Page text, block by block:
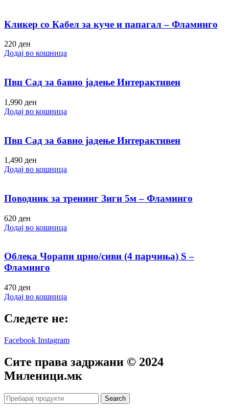
Кликер со Кабел за куче и папагал – Фламинго
220 ден
Додај во кошница
Пвц Сад за бавно јадење Интерактивен
1,990 ден
Додај во кошница
Пвц Сад за бавно јадење Интерактивен
1,490 ден
Додај во кошница
Поводник за тренинг Зиги 5м – Фламинго
620 ден
Додај во кошница
Облека Чорапи црно/сиви (4 парчиња) S –
Фламинго
470 ден
Додај во кошница
Следете не:
Facebook Instagram
Сите права задржани © 2024
Mиленици.мк
Search